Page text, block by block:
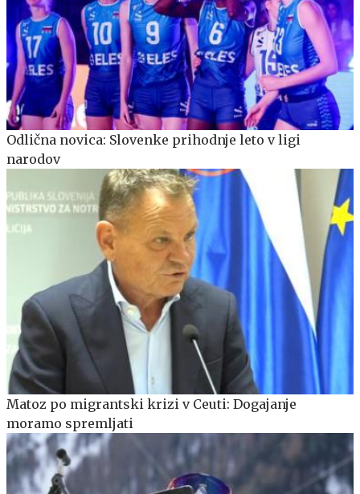
Odlična novica: Slovenke prihodnje leto v ligi
narodov
Matoz po migrantski krizi v Ceuti: Dogajanje
moramo spremljati